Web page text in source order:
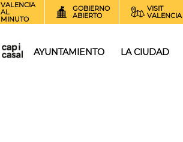
VALENCIA
AL
MINUTO
GOBIERNO
ABIERTO
VISIT
VALENCIA
AYUNTAMIENTO LA CIUDAD